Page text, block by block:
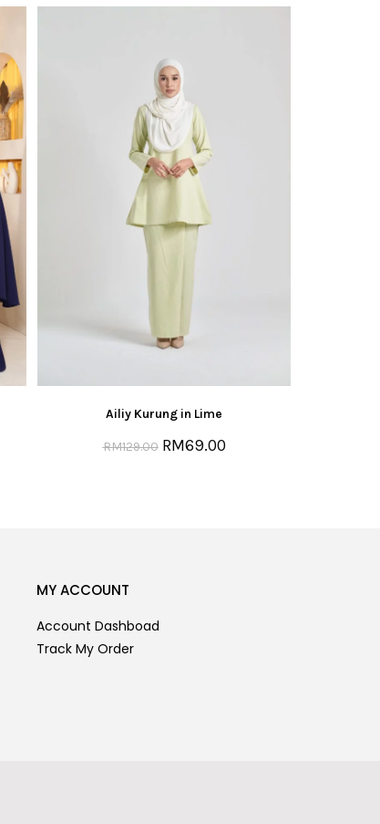
Ailiy Kurung in Lime
RM129.00 RM69.00
MY ACCOUNT
Account Dashboad
Track My Order